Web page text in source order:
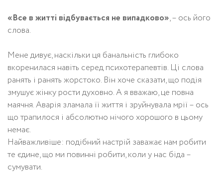
«Все в житті відбувається не випадково», – ось його
слова.
Мене дивує, наскільки ця банальність глибоко
вкоренилася навіть серед психотерапевтів. Ці слова
ранять і ранять жорстоко. Він хоче сказати, що подія
змушує жінку рости духовно. А я вважаю, це повна
маячня. Аварія зламала її життя і зруйнувала мрії – ось
що трапилося і абсолютно нічого хорошого в цьому
немає.
Найважливіше: подібний настрій заважає нам робити
те єдине, що ми повинні робити, коли у нас біда –
сумувати.